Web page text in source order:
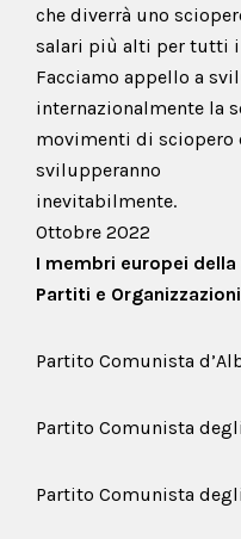
che diverrà uno
salari più alti per tutti i
Facciamo appello a
internazionalmente la
movimenti di sciopero
svilupperanno
inevitabilmente.
Ottobre 2022
I membri europei
Partiti e
Partito Comunista
Partito Comunista
Partito Comunista